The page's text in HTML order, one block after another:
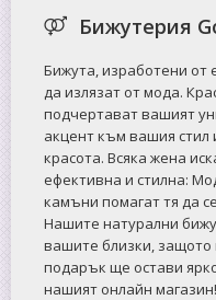
Бижутерия
Бижута, изработени от
да излязат от мода.
подчертават вашият
акцент към вашия стил
красота. Всяка жена
ефективна и стилна:
камъни помагат тя да
Нашите натурални
вашите близки, защото
подарък ще остави
нашият онлайн магазин!